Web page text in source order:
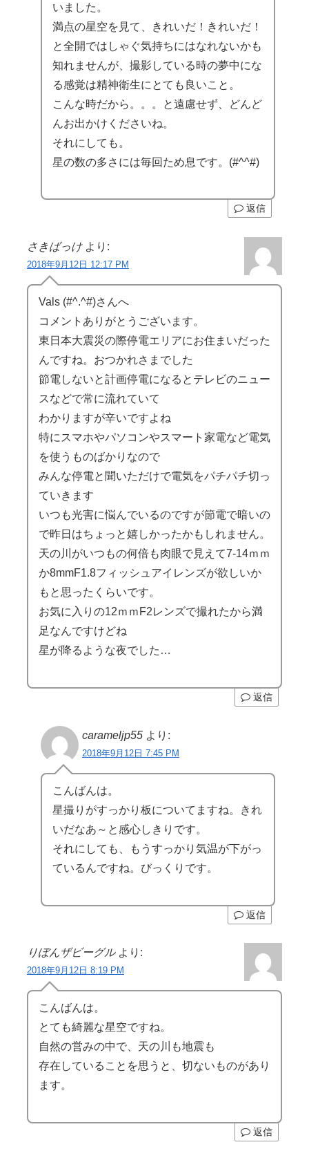
いました。
満点の星空を見て、きれいだ！きれいだ！
と全開ではしゃぐ気持ちにはなれないかも
知れませんが、撮影している時の夢中にな
る感覚は精神衛生にとても良いこと。
こんな時だから。。。と遠慮せず、どんど
んお出かけくださいね。
それにしても。
星の数の多さには毎回ため息です。(#^^#)
返信
さきばっけ より:
2018年9月12日 12:17 PM
Vals (#^.^#)さんへ
コメントありがとうございます。
東日本大震災の際停電エリアにお住まいだった
んですね。おつかれさまでした
節電しないと計画停電になるとテレビのニュー
スなどで常に流れていて
わかりますが辛いですよね
特にスマホやパソコンやスマート家電など電気
を使うものばかりなので
みんな停電と聞いただけで電気をパチパチ切っ
ていきます
いつも光害に悩んでいるのですが節電で暗いの
で昨日はちょっと嬉しかったかもしれません。
天の川がいつもの何倍も肉眼で見えて7-14ｍｍ
か8mmF1.8フィッシュアイレンズが欲しいか
もと思ったくらいです。
お気に入りの12ｍｍF2レンズで撮れたから満
足なんですけどね
星が降るような夜でした…
返信
carameljp55 より:
2018年9月12日 7:45 PM
こんばんは。
星撮りがすっかり板についてますね。きれ
いだなあ～と感心しきりです。
それにしても、もうすっかり気温が下がっ
ているんですね。びっくりです。
返信
りぼんザビーグル より:
2018年9月12日 8:19 PM
こんばんは。
とても綺麗な星空ですね。
自然の営みの中で、天の川も地震も
存在していることを思うと、切ないものがあり
ます。
返信